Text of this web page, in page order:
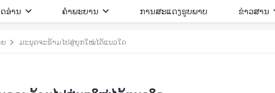
ອ່ານ ຄຳພະຍານ ການສະແດງຮູບພາບ ຂ່າວສານ
ມະນຸດຈະຂ້າມໄປສູ່ຍຸກໃໝ່ໄດ້ແນວໃດ